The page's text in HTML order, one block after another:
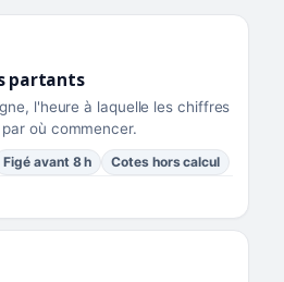
partants
l'heure à laquelle les chiffres
où commencer.
Figé avant 8 h Cotes hors calcul